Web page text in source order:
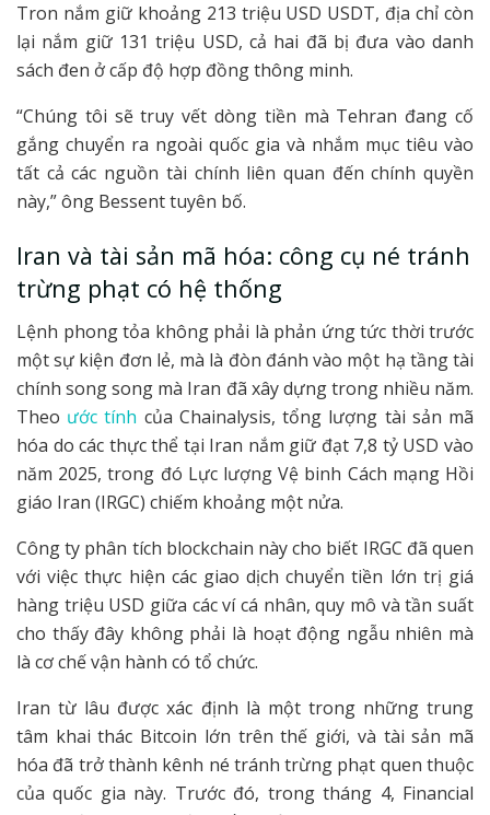
Tron nắm giữ khoảng 213 triệu USD USDT, địa chỉ còn
lại nắm giữ 131 triệu USD, cả hai đã bị đưa vào danh
sách đen ở cấp độ hợp đồng thông minh.
“Chúng tôi sẽ truy vết dòng tiền mà Tehran đang cố
gắng chuyển ra ngoài quốc gia và nhắm mục tiêu vào
tất cả các nguồn tài chính liên quan đến chính quyền
này,” ông Bessent tuyên bố.
Iran và tài sản mã hóa: công cụ né tránh
trừng phạt có hệ thống
Lệnh phong tỏa không phải là phản ứng tức thời trước
một sự kiện đơn lẻ, mà là đòn đánh vào một hạ tầng tài
chính song song mà Iran đã xây dựng trong nhiều năm.
Theo ước tính của Chainalysis, tổng lượng tài sản mã
hóa do các thực thể tại Iran nắm giữ đạt 7,8 tỷ USD vào
năm 2025, trong đó Lực lượng Vệ binh Cách mạng Hồi
giáo Iran (IRGC) chiếm khoảng một nửa.
Công ty phân tích blockchain này cho biết IRGC đã quen
với việc thực hiện các giao dịch chuyển tiền lớn trị giá
hàng triệu USD giữa các ví cá nhân, quy mô và tần suất
cho thấy đây không phải là hoạt động ngẫu nhiên mà
là cơ chế vận hành có tổ chức.
Iran từ lâu được xác định là một trong những trung
tâm khai thác Bitcoin lớn trên thế giới, và tài sản mã
hóa đã trở thành kênh né tránh trừng phạt quen thuộc
của quốc gia này. Trước đó, trong tháng 4, Financial